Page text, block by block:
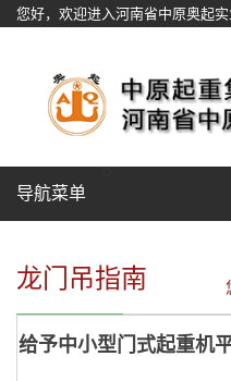
您好，欢迎进入河南省中原奥起实
导航菜单
龙门吊指南
给予中小型门式起重机